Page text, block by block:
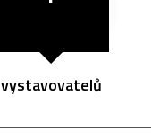
vystavovatelů